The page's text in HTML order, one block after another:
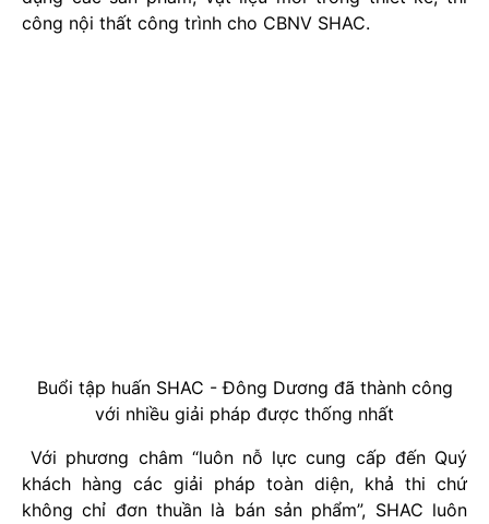
công nội thất công trình cho CBNV SHAC.
Buổi tập huấn SHAC - Đông Dương đã thành công
với nhiều giải pháp được thống nhất
Với phương châm “luôn nỗ lực cung cấp đến Quý
khách hàng các giải pháp toàn diện, khả thi chứ
không chỉ đơn thuần là bán sản phẩm”, SHAC luôn